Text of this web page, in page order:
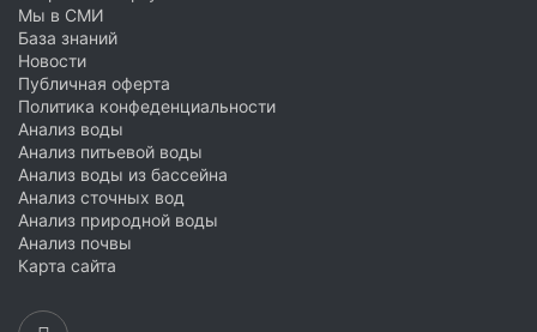
Акции
Публичная оферта
Политика конфиденциальности
Вакансии
Партнёрство
Мы в СМИ
База знаний
Новости
Публичная оферта
Политика конфеденциальности
Анализ воды
Анализ питьевой воды
Анализ воды из бассейна
Анализ сточных вод
Анализ природной воды
Анализ почвы
Карта сайта